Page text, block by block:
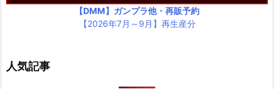
【DMM】ガンプラ他・再販予約
【2026年7月～9月】再生産分
人気記事